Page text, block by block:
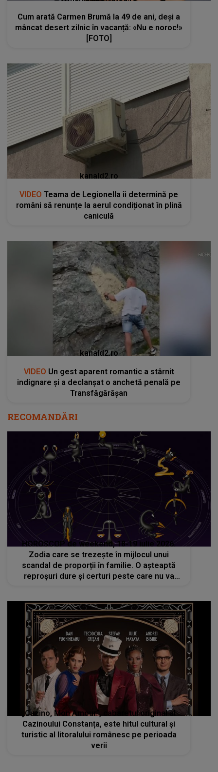
Cum arată Carmen Brumă la 49 de ani, deși a
mâncat desert zilnic în vacanță: «Nu e noroc!»
[FOTO]
kanald2.ro
VIDEO Teama de Legionella îi determină pe
români să renunțe la aerul condiționat în plină
caniculă
kanald2.ro
VIDEO Un gest aparent romantic a stârnit
indignare și a declanșat o anchetă penală pe
Transfăgărășan
RECOMANDĂRI
HOROSCOP de weekend, 18-19 iulie 2026.
Zodia care se trezește în mijlocul unui
scandal de proporții în familie. O așteaptă
reproșuri dure și certuri peste care nu va
„Cazino, Mon Amour”, cabaretul original al
Cazinoului Constanța, este hitul cultural și
turistic al litoralului românesc pe perioada
verii